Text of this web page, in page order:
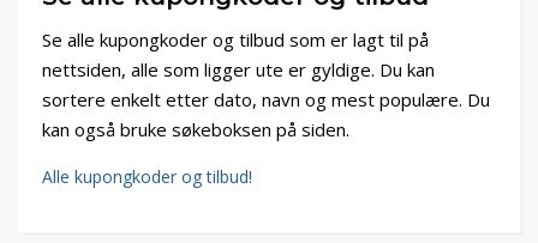
Se alle kupongkoder og tilbud som er lagt til på
nettsiden, alle som ligger ute er gyldige. Du kan
sortere enkelt etter dato, navn og mest populære. Du
kan også bruke søkeboksen på siden.
Alle kupongkoder og tilbud!